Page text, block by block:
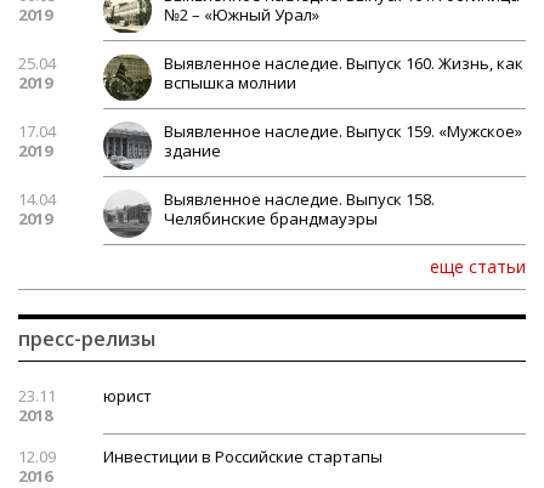
2019
№2 – «Южный Урал»
25.04
2019
Выявленное наследие. Выпуск 160. Жизнь, как
вспышка молнии
17.04
2019
Выявленное наследие. Выпуск 159. «Мужское»
здание
14.04
2019
Выявленное наследие. Выпуск 158.
Челябинские брандмауэры
еще статьи
пресс-релизы
23.11
2018
юрист
12.09
2016
Инвестиции в Российские стартапы